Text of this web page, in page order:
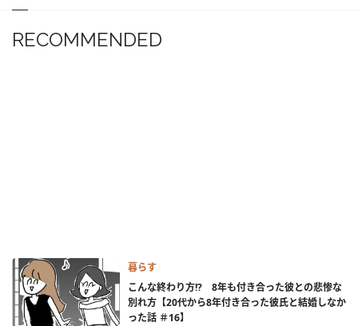
RECOMMENDED
暮らす
こんな終わり方!? 8年も付き合った彼との悲惨な
別れ方【20代から8年付き合った彼氏と結婚しなか
った話 ＃16】